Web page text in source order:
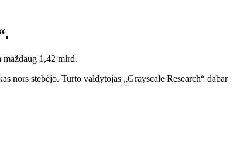
1,42 mlrd.
nors stebėjo. Turto valdytojas „Grayscale Research“ dabar